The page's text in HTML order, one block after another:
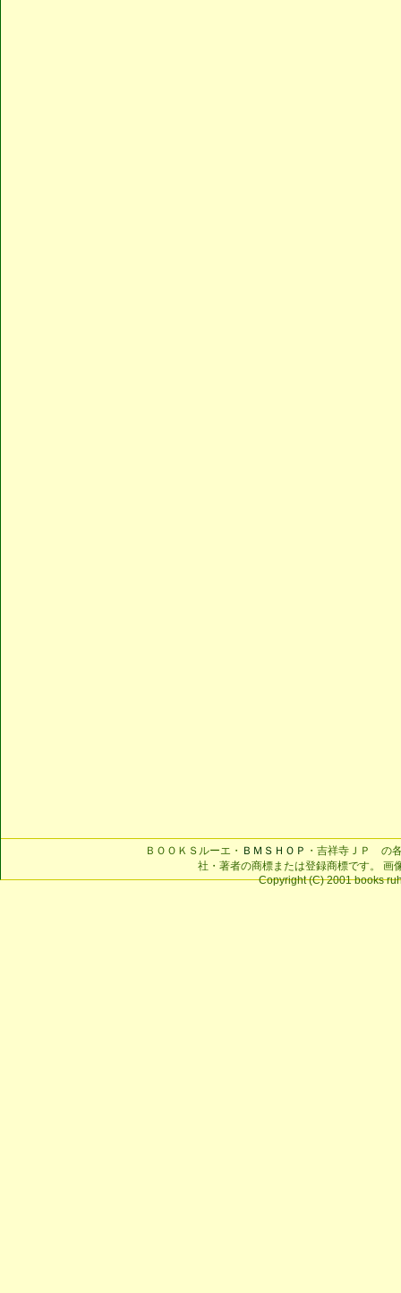
ＢＯＯＫＳルーエ・ ＢＭＳＨＯＰ ・吉祥寺ＪＰ の
社・著者の商標または登録商標です。 画
Copyright (C) 2001 books